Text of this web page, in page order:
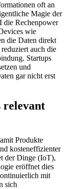
oft an
Magie der
die Rechenpower
wie
die Daten direkt
auch die
Startups
und
gar nicht erst
relevant
Produkte
kosteneffizienter
der Dinge (IoT),
eröffnet dies
mit
sich